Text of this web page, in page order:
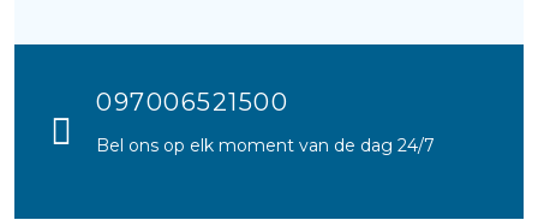
097006521500
Bel ons op elk moment van de dag 24/7